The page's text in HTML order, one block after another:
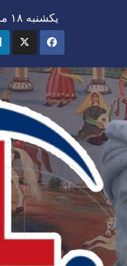
یکشنبه ۱۸ مرداد ۱۴۰۵